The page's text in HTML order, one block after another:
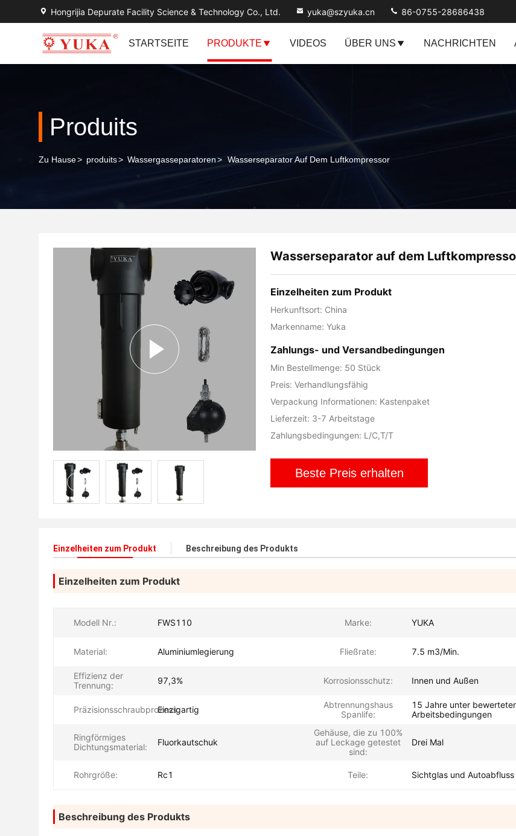
Hongrijia Depurate Facility Science & Technology Co., Ltd. yuka@szyuka.cn 86-0755-28686438
STARTSEITE PRODUKTE VIDEOS ÜBER UNS NACHRICHTEN
Produits
Zu Hause> produits> Wassergasseparatoren> Wasserseparator Auf Dem Luftkompressor
Wasserseparator auf dem
Einzelheiten zum Produkt
Herkunftsort: China
Markenname: Yuka
Zahlungs- und Versandbedingungen
Min Bestellmenge: 50 Stück
Preis: Verhandlungsfähig
Verpackung Informationen: Kastenpaket
Lieferzeit: 3-7 Arbeitstage
Zahlungsbedingungen: L/C,T/T
Beste Preis erhalten
Einzelheiten zum Produkt Beschreibung des Produkts
Einzelheiten zum Produkt
Modell Nr.: FWS110 Marke: YUKA
Material: Aluminiumlegierung Fließrate: 7.5 m3/Min.
Effizienz der
Trennung:
97,3% Korrosionsschutz: Innen und Außen
Präzisionsschraubprozess:Einzigartig
Abtrennungshaus
Spanlife:
15 Jahre unter
Arbeitsbedingungen
Ringförmiges
Dichtungsmaterial:
Fluorkautschuk
Gehäuse, die zu 100%
auf Leckage getestet
sind:
Drei Mal
Rohrgröße: Rc1 Teile: Sichtglas und Autoabfluss
Beschreibung des Produkts